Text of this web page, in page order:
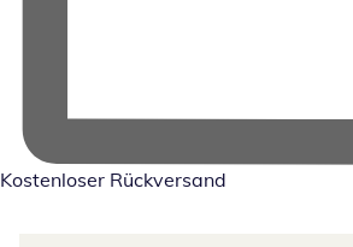
Kostenloser Rückversand